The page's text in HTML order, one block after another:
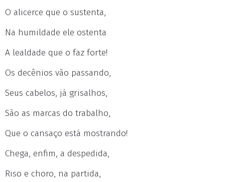
O alicerce que o sustenta,
Na humildade ele ostenta
A lealdade que o faz forte!
Os decênios vão passando,
Seus cabelos, já grisalhos,
São as marcas do trabalho,
Que o cansaço está mostrando!
Chega, enfim, a despedida,
Riso e choro, na partida,